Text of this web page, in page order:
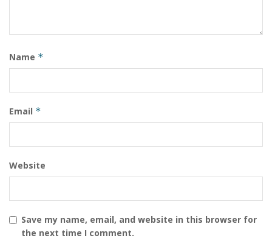
Name *
Email *
Website
Save my name, email, and website in this browser for
the next time I comment.